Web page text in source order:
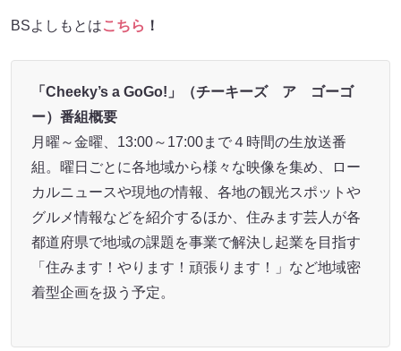
BSよしもとはこちら ！
「Cheeky’s a GoGo!」（チーキーズ ア ゴーゴ
ー）番組概要
月曜～金曜、13:00～17:00まで４時間の生放送番
組。曜日ごとに各地域から様々な映像を集め、ロー
カルニュースや現地の情報、各地の観光スポットや
グルメ情報などを紹介するほか、住みます芸人が各
都道府県で地域の課題を事業で解決し起業を目指す
「住みます！やります！頑張ります！」など地域密
着型企画を扱う予定。